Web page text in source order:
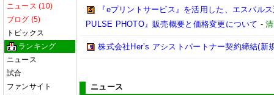
ニュース (10)
ブログ (5)
トピックス
ランキング
ニュース
試合
ファンサイト
『eプリントサービス』を活用した、エスパル
PULSE PHOTO』販売概要と価格変更について -
株式会社Her’s アシストパートナー契約締結(新
ニュース